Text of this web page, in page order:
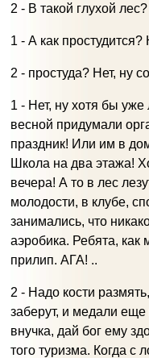
2 - В такой глухой лес?
1 - А как простудится?
2 - простуда? Нет, ну
1 - Нет, ну хотя бы
весной придумали
праздник! Или им в
Школа на два этажа!
вечера! А то в лес
молодости, в клубе,
занимались, что
аэробика. Ребята, как
прилип. АГА! ..
2 - Надо кости
заберут, и медали еще
внучка, дай бог ему
того туризма. Когда с